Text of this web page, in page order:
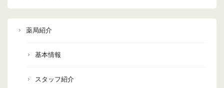
薬局紹介
基本情報
スタッフ紹介